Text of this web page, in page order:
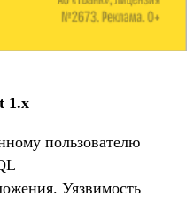
1.x
пользователю
Уязвимость